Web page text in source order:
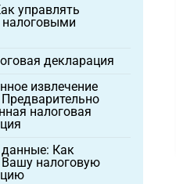
управлять
декларация
извлечение
налоговая
данные: Как
Вашу налоговую